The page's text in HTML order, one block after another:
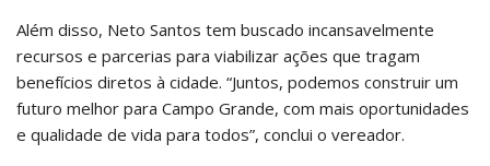
Além disso, Neto Santos tem buscado incansavelmente
recursos e parcerias para viabilizar ações que tragam
benefícios diretos à cidade. “Juntos, podemos construir um
futuro melhor para Campo Grande, com mais oportunidades
e qualidade de vida para todos”, conclui o vereador.